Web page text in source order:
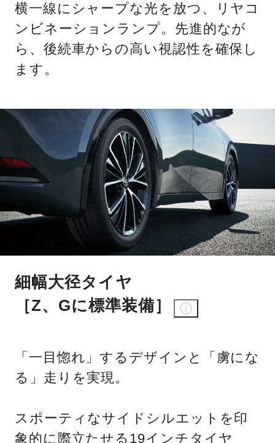
横一線にシャープな光を放つ、リヤコ
ンビネーションランプ。先進的なが
ら、後続車からの高い視認性を確保し
ます。
細幅大径タイヤ
［Z、Gに標準装備］
「一目惚れ」するデザインと「虜にな
る」走りを実現。
スポーティなサイドシルエットを印
象的に際立たせる19インチタイヤ